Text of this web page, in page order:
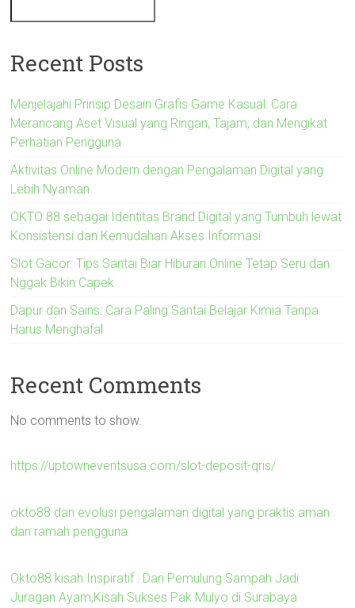
Recent Posts
Menjelajahi Prinsip Desain Grafis Game Kasual: Cara
Merancang Aset Visual yang Ringan, Tajam, dan Mengikat
Perhatian Pengguna
Aktivitas Online Modern dengan Pengalaman Digital yang
Lebih Nyaman
OKTO 88 sebagai Identitas Brand Digital yang Tumbuh lewat
Konsistensi dan Kemudahan Akses Informasi
Slot Gacor: Tips Santai Biar Hiburan Online Tetap Seru dan
Nggak Bikin Capek
Dapur dan Sains: Cara Paling Santai Belajar Kimia Tanpa
Harus Menghafal
Recent Comments
No comments to show.
https://uptowneventsusa.com/slot-deposit-qris/
okto88 dan evolusi pengalaman digital yang praktis aman
dan ramah pengguna
Okto88 kisah Inspiratif : Dari Pemulung Sampah Jadi
Juragan Ayam,Kisah Sukses Pak Mulyo di Surabaya